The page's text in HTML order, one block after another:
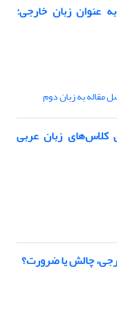
عنوان زبان خارجی:
مقاله به زبان دوم
کلاس‌های زبان عربی
چالش یا ضرورت؟